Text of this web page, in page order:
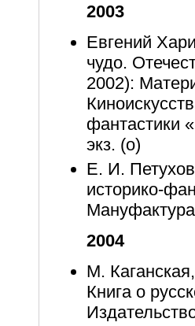
2003
Евгений
чудо.
2002):
фантастики
экз. (о)
Е. И.
историко-
2004
М.
Книга о